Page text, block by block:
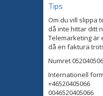
Tips
Om du vill slippa
då inte hittar ditt
Telemarketing är
då en faktura
Numret
Internationell
+46520405066
0046520405066